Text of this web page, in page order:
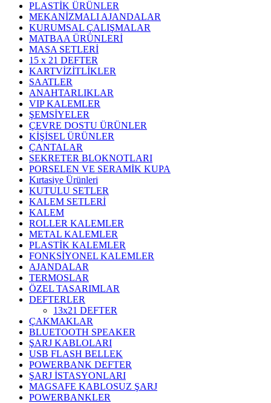
PLASTİK ÜRÜNLER
MEKANİZMALI AJANDALAR
KURUMSAL ÇALIŞMALAR
MATBAA ÜRÜNLERİ
MASA SETLERİ
15 x 21 DEFTER
KARTVİZİTLİKLER
SAATLER
ANAHTARLIKLAR
VIP KALEMLER
ŞEMSİYELER
ÇEVRE DOSTU ÜRÜNLER
KİŞİSEL ÜRÜNLER
ÇANTALAR
SEKRETER BLOKNOTLARI
PORSELEN VE SERAMİK KUPA
Kırtasiye Ürünleri
KUTULU SETLER
KALEM SETLERİ
KALEM
ROLLER KALEMLER
METAL KALEMLER
PLASTİK KALEMLER
FONKSİYONEL KALEMLER
AJANDALAR
TERMOSLAR
ÖZEL TASARIMLAR
DEFTERLER
13x21 DEFTER
ÇAKMAKLAR
BLUETOOTH SPEAKER
ŞARJ KABLOLARI
USB FLASH BELLEK
POWERBANK DEFTER
ŞARJ İSTASYONLARI
MAGSAFE KABLOSUZ ŞARJ
POWERBANKLER